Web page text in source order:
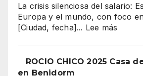
La crisis silenciosa del salario:
Europa y el mundo, con foco
[Ciudad, fecha]... Lee más
ROCIO CHICO 2025 Casa
en Benidorm